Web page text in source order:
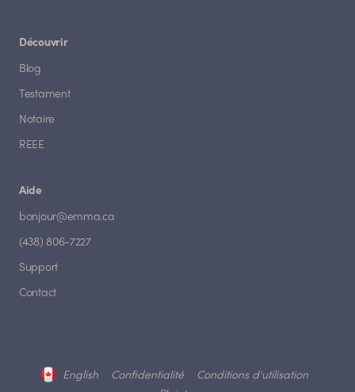
Découvrir
Blog
Testament
Notaire
REEE
Aide
bonjour@emma.ca
(438) 806-7227
Support
Contact
English Confidentialité
Conditions d'utilisation